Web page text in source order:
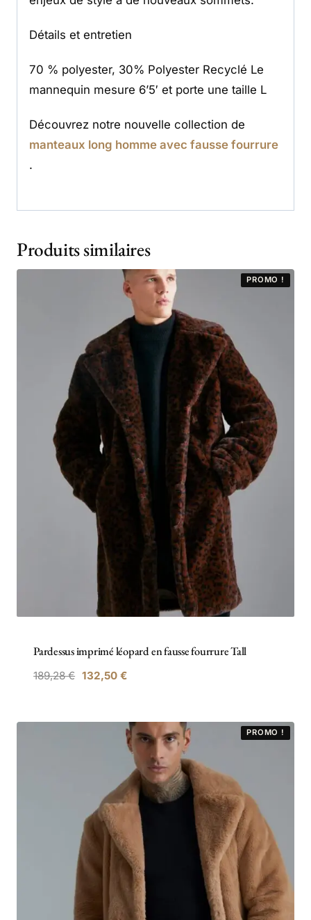
Détails et entretien
70 % polyester, 30% Polyester Recyclé Le
mannequin mesure 6’5′ et porte une taille L
Découvrez notre nouvelle collection de
manteaux long homme avec fausse fourrure
.
Produits similaires
PROMO !
Pardessus imprimé léopard en fausse fourrure Tall
189,28€ 132,50€
PROMO !